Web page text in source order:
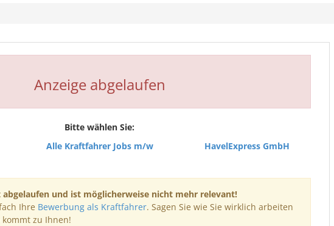
Anzeige abgelaufen
Bitte wählen Sie:
Alle Kraftfahrer Jobs m/w HavelExpress GmbH
abgelaufen und ist möglicherweise nicht mehr relevant!
Ihre Bewerbung als Kraftfahrer. Sagen Sie wie Sie wirklich arbeiten
zu Ihnen!